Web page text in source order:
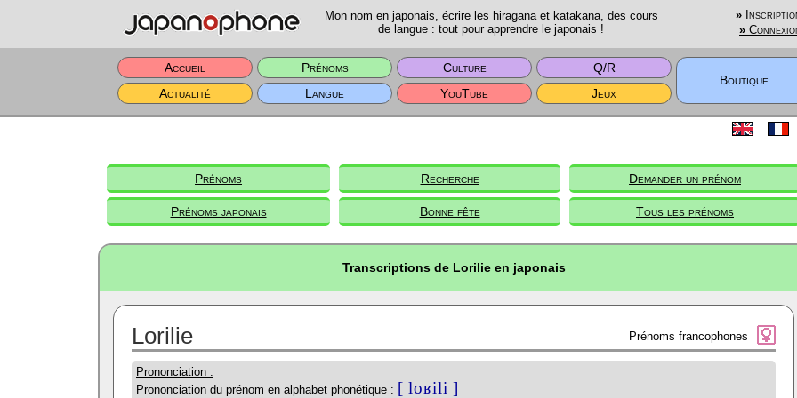
Mon nom en japonais, écrire les hiragana et katakana, des cours
de langue : tout pour apprendre le japonais !
»
»
Accueil Prénoms Culture
Q/R
Boutique
Actualité
Langue YouTube Jeux
Prénoms Recherche Demander un prénom
Prénoms japonais Bonne fête Tous les prénoms
Transcriptions de Lorilie en japonais
Lorilie Prénoms francophones
Prononciation :
Prononciation du prénom en alphabet phonétique : [ loʁili ]